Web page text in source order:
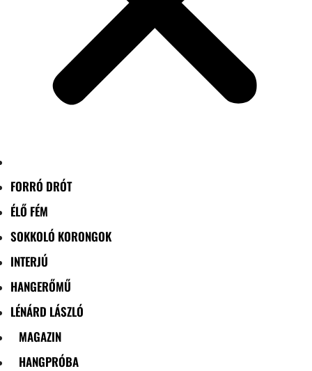
FORRÓ DRÓT
ÉLŐ FÉM
SOKKOLÓ KORONGOK
INTERJÚ
HANGERŐMŰ
LÉNÁRD LÁSZLÓ
MAGAZIN
HANGPRÓBA